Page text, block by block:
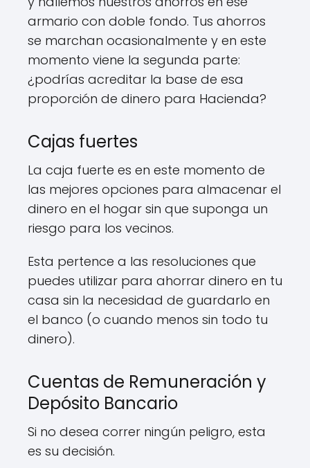
armario con doble fondo. Tus ahorros
se marchan ocasionalmente y en este
momento viene la segunda parte:
¿podrías acreditar la base de esa
proporción de dinero para Hacienda?
Cajas fuertes
La caja fuerte es en este momento de
las mejores opciones para almacenar el
dinero en el hogar sin que suponga un
riesgo para los vecinos.
Esta pertence a las resoluciones que
puedes utilizar para ahorrar dinero en tu
casa sin la necesidad de guardarlo en
el banco (o cuando menos sin todo tu
dinero).
Cuentas de Remuneración y
Depósito Bancario
Si no desea correr ningún peligro, esta
es su decisión.